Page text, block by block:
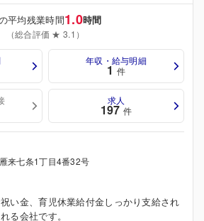
平均残業時間1.0時間
（総合評価 ★ 3.1）
年収・給与明細
1 件
求人
197 件
来七条1丁目4番32号
い金、育児休業給付金しっかり支給され
る会社です。